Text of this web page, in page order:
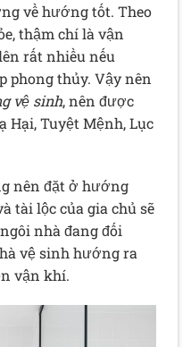
về hướng tốt. Theo
thậm chí là vận
rất nhiều nếu
phong thủy. Vậy nên
vệ sinh, nên được
Hại, Tuyệt Mệnh, Lục
nên đặt ở hướng
tài lộc của gia chủ sẽ
nhà đang đối
vệ sinh hướng ra
vận khí.